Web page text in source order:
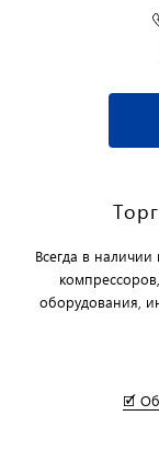
Всегда в
оборудования,
🗹